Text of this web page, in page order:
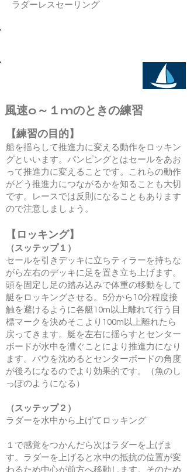
ラダーレスセーリング
風速0～１mのときの練習
【練習の目的】
船を揺らして推進力に変える動作をロッキン
グといいます。パンピングとはセールをあお
って推進力に変えることです。これらの動作
がどう推進力につながるかを知ることも大切
です。レースでは反則になることもあります
ので注意しましょう。
【ロッキング】
（スッテップ１）
セールを引きデッキに立ちティラーを持ちな
がら左右のデッキに足を置き立ち上げます。
頭を固定し足の踏み込みで体重の移動をして
艇をロッキングさせる。5分から10分程度接
触を避けるように各艇10m以上離れて行う目
標マークを決めそこより100m以上離れたら
戻ってきます。艇を左右に揺らすとセンター
ボードが水中を漕ぐことにより推進力になり
ます。バウを沈めるとセンターボードの角度
が後ろになるのでより効果的です。（魚のし
っぽのようになる）
（スッテップ２）
ラダーを水中から上げてロッキング
１で感覚をつかんだら次はラダーを上げま
す。ラダーを上げると水中の抵抗の位置が変
わるため中心が前方へ移動します。そのため